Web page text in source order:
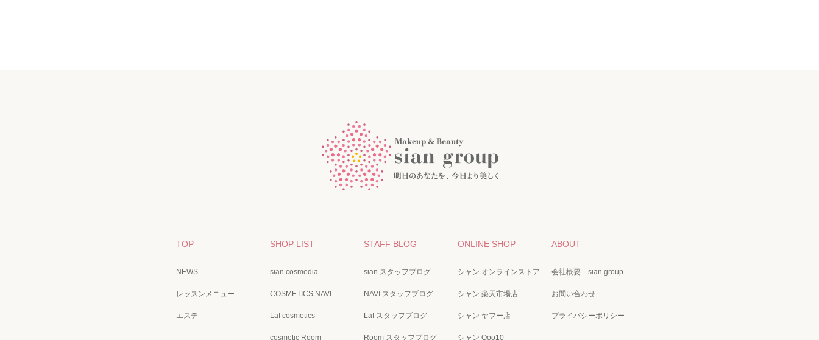
TOP
NEWS
レッスンメニュー
エステ
SHOP LIST
sian cosmedia
COSMETICS NAVI
Laf cosmetics
cosmetic Room
STAFF BLOG
sian スタッフブログ
NAVI スタッフブログ
Laf スタッフブログ
Room スタッフブログ
ONLINE SHOP
シャン オンラインストア
シャン 楽天市場店
シャン ヤフー店
シャン Qoo10
ABOUT
会社概要 sian group
お問い合わせ
プライバシーポリシー